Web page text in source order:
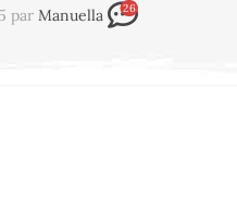
par Manuella 26